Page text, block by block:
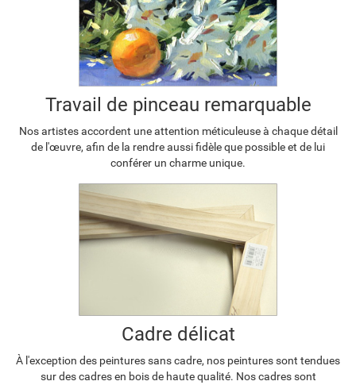
Travail de pinceau remarquable
Nos artistes accordent une attention méticuleuse à chaque détail
de l'œuvre, afin de la rendre aussi fidèle que possible et de lui
conférer un charme unique.
Cadre délicat
À l'exception des peintures sans cadre, nos peintures sont tendues
sur des cadres en bois de haute qualité. Nos cadres sont